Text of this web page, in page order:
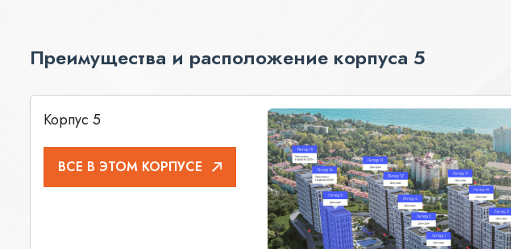
Преимущества и расположение корпуса 5
Корпус 5
ВСЕ В ЭТОМ КОРПУСЕ